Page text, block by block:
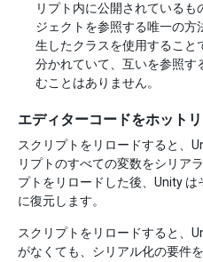
リプト内に公開されている
ジェクトを参照する唯一の方
生したクラスを使用すること
分かれていて、互いを参照す
むことはありません。
エディターコードをホット
スクリプトをリロードすると、
リプトのすべての変数をシリア
プトをリロードした後、Unity
に復元します。
スクリプトをリロードすると、
がなくても、シリアル化の要件